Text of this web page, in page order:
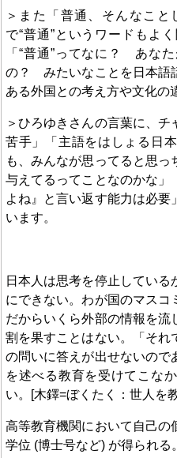
＞また「普通、そんなこ
で“普通”というワードもよ
「“普通”ってなに？ あな
の？ みたいなことを日本語
ある外国との考え方や文
＞ひろゆきさんの言葉に、チ
苦手」「主語をはしょる日
も、みんなが思ってると思
与えてるってことなのかな」
よね』と言い返す能力は必要
います。
日本人は思考を停止してい
にできない。わが国のマスコ
だからいくら外部の情報を流
割を果すことはない。「それ
の問いに答えが出せないので
を述べる教育を受けてこな
い。[木鐸=ぼくたく
高等教育機関において自己の
学位 (博士号など) が得られ